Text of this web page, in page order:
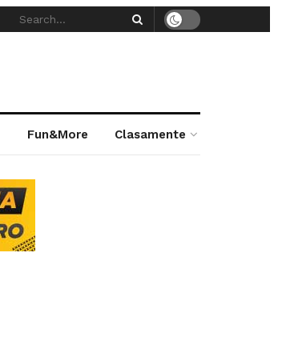
Fun&More Clasamente